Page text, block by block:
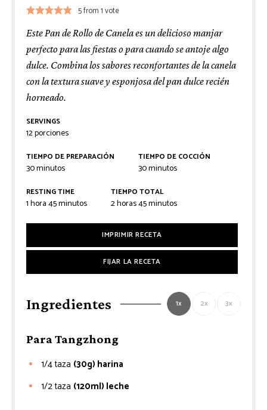
5from 1 vote
Este Pan de Rollo de Canela es un delicioso manjar
perfecto para las fiestas o para cuando se antoje algo
dulce. Combina los sabores reconfortantes de la canela
con la textura suave y esponjosa del pan dulce recién
horneado.
SERVINGS
12porciones
TIEMPO DE PREPARACIÓN
30minutos
minutos
TIEMPO DE COCCIÓN
30minutos
minutos
RESTING TIME
1hora
hora45minutos
minutos
TIEMPO TOTAL
2horas
horas45minutos
minutos
IMPRIMIR RECETA
FIJAR LA RECETA
Ingredientes 1x 2x 3x
Para Tangzhong
1/4taza (30g) harina
1/2taza (120ml) leche